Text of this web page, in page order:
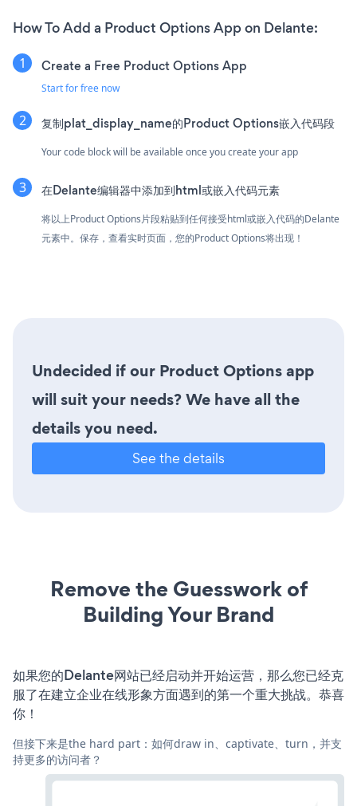
How To Add a Product Options App on Delante:
Create a Free Product Options App
Start for free now
复制plat_display_name的Product Options嵌入代码段
Your code block will be available once you create your app
在Delante编辑器中添加到html或嵌入代码元素
将以上Product Options片段粘贴到任何接受html或嵌入代码的Delante
元素中。保存，查看实时页面，您的Product Options将出现！
Undecided if our Product Options app
will suit your needs? We have all the
details you need.
See the details
Remove the Guesswork of
Building Your Brand
如果您的Delante网站已经启动并开始运营，那么您已经克
服了在建立企业在线形象方面遇到的第一个重大挑战。恭喜
你！
但接下来是the hard part：如何draw in、captivate、turn，并支
持更多的访问者？